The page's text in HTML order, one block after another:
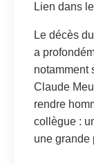
Lien dans
Le décès
a
notamment
Claude
rendre
collègue :
une grande